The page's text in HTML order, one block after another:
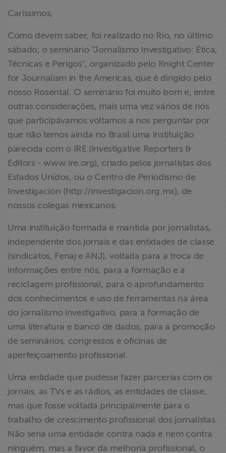
Caríssimos,
Como devem saber, foi realizado no Rio, no último
sábado, o seminário "Jornalismo Investigativo: Ética,
Técnicas e Perigos", organizado pelo Knight Center
for Journalism in the Americas, que é dirigido pelo
nosso Rosental. O seminário foi muito bom e, entre
outras considerações, mais uma vez vários de nós
que participávamos voltamos a nos perguntar por
que não temos ainda no Brasil uma instituição
parecida com o IRE (Investigative Reporters &
Editors - www.ire.org), criado pelos jornalistas dos
Estados Unidos, ou o Centro de Periodismo de
Investigación (http://investigacion.org.mx), de
nossos colegas mexicanos.
Uma instituição formada e mantida por jornalistas,
independente dos jornais e das entidades de classe
(sindicatos, Fenaj e ANJ), voltada para a troca de
informações entre nós, para a formação e a
reciclagem profissional, para o aprofundamento
dos conhecimentos e uso de ferramentas na área
do jornalismo investigativo, para a formação de
uma literatura e banco de dados, para a promoção
de seminários, congressos e oficinas de
aperfeiçoamento profissional.
Uma entidade que pudesse fazer parcerias com os
jornais, as TVs e as rádios, as entidades de classe,
mas que fosse voltada principalmente para o
trabalho de crescimento profissional dos jornalistas.
Não seria uma entidade contra nada e nem contra
ninguém, mas a favor da melhoria profissional, o